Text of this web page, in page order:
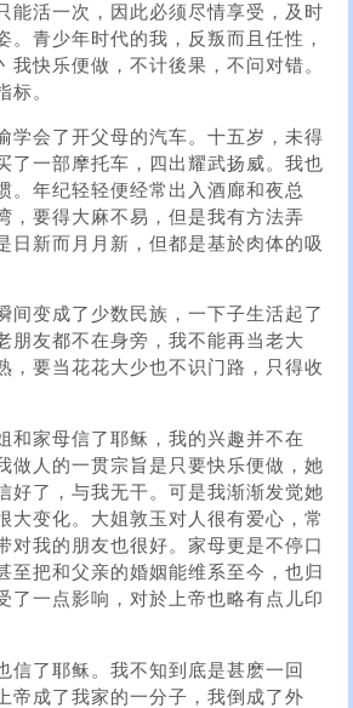
能活一次，因此必须尽情享受，及时
。青少年时代的我，反叛而且任性，
我快乐便做，不计後果，不问对错。
标。
学会了开父母的汽车。十五岁，未得
了一部摩托车，四出耀武扬威。我也
。年纪轻轻便经常出入酒廊和夜总
，要得大麻不易，但是我有方法弄
日新而月月新，但都是基於肉体的吸
间变成了少数民族，一下子生活起了
朋友都不在身旁，我不能再当老大
，要当花花大少也不识门路，只得收
和家母信了耶稣，我的兴趣并不在
做人的一贯宗旨是只要快乐便做，她
好了，与我无干。可是我渐渐发觉她
大变化。大姐敦玉对人很有爱心，常
对我的朋友也很好。家母更是不停口
至把和父亲的婚姻能维系至今，也归
了一点影响，对於上帝也略有点儿印
信了耶稣。我不知到底是甚麽一回
帝成了我家的一分子，我倒成了外